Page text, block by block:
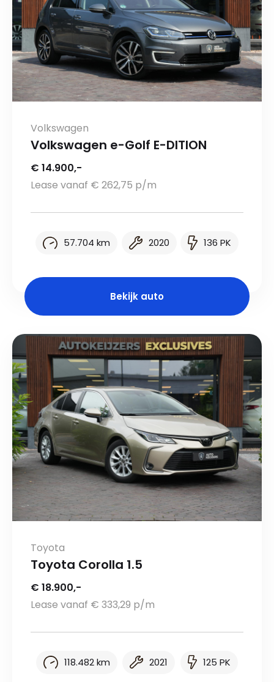
Volkswagen
Volkswagen e-Golf E-DITION
€ 14.900,-
Lease vanaf € 262,75 p/m
57.704 km 2020 136 PK
Bekijk auto
Toyota
Toyota Corolla 1.5
€ 18.900,-
Lease vanaf € 333,29 p/m
118.482 km 2021 125 PK